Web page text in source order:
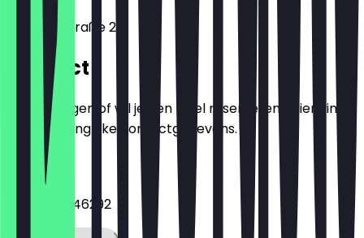
Friedrichstraße 215
Contact
Heb je vragen of wil je een tafel reserveren? Hier vind
je alle belangrijke contactgegevens.
Telefoon
+493044046292